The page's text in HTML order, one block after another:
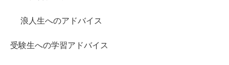
浪人生へのアドバイス
受験生への学習アドバイス